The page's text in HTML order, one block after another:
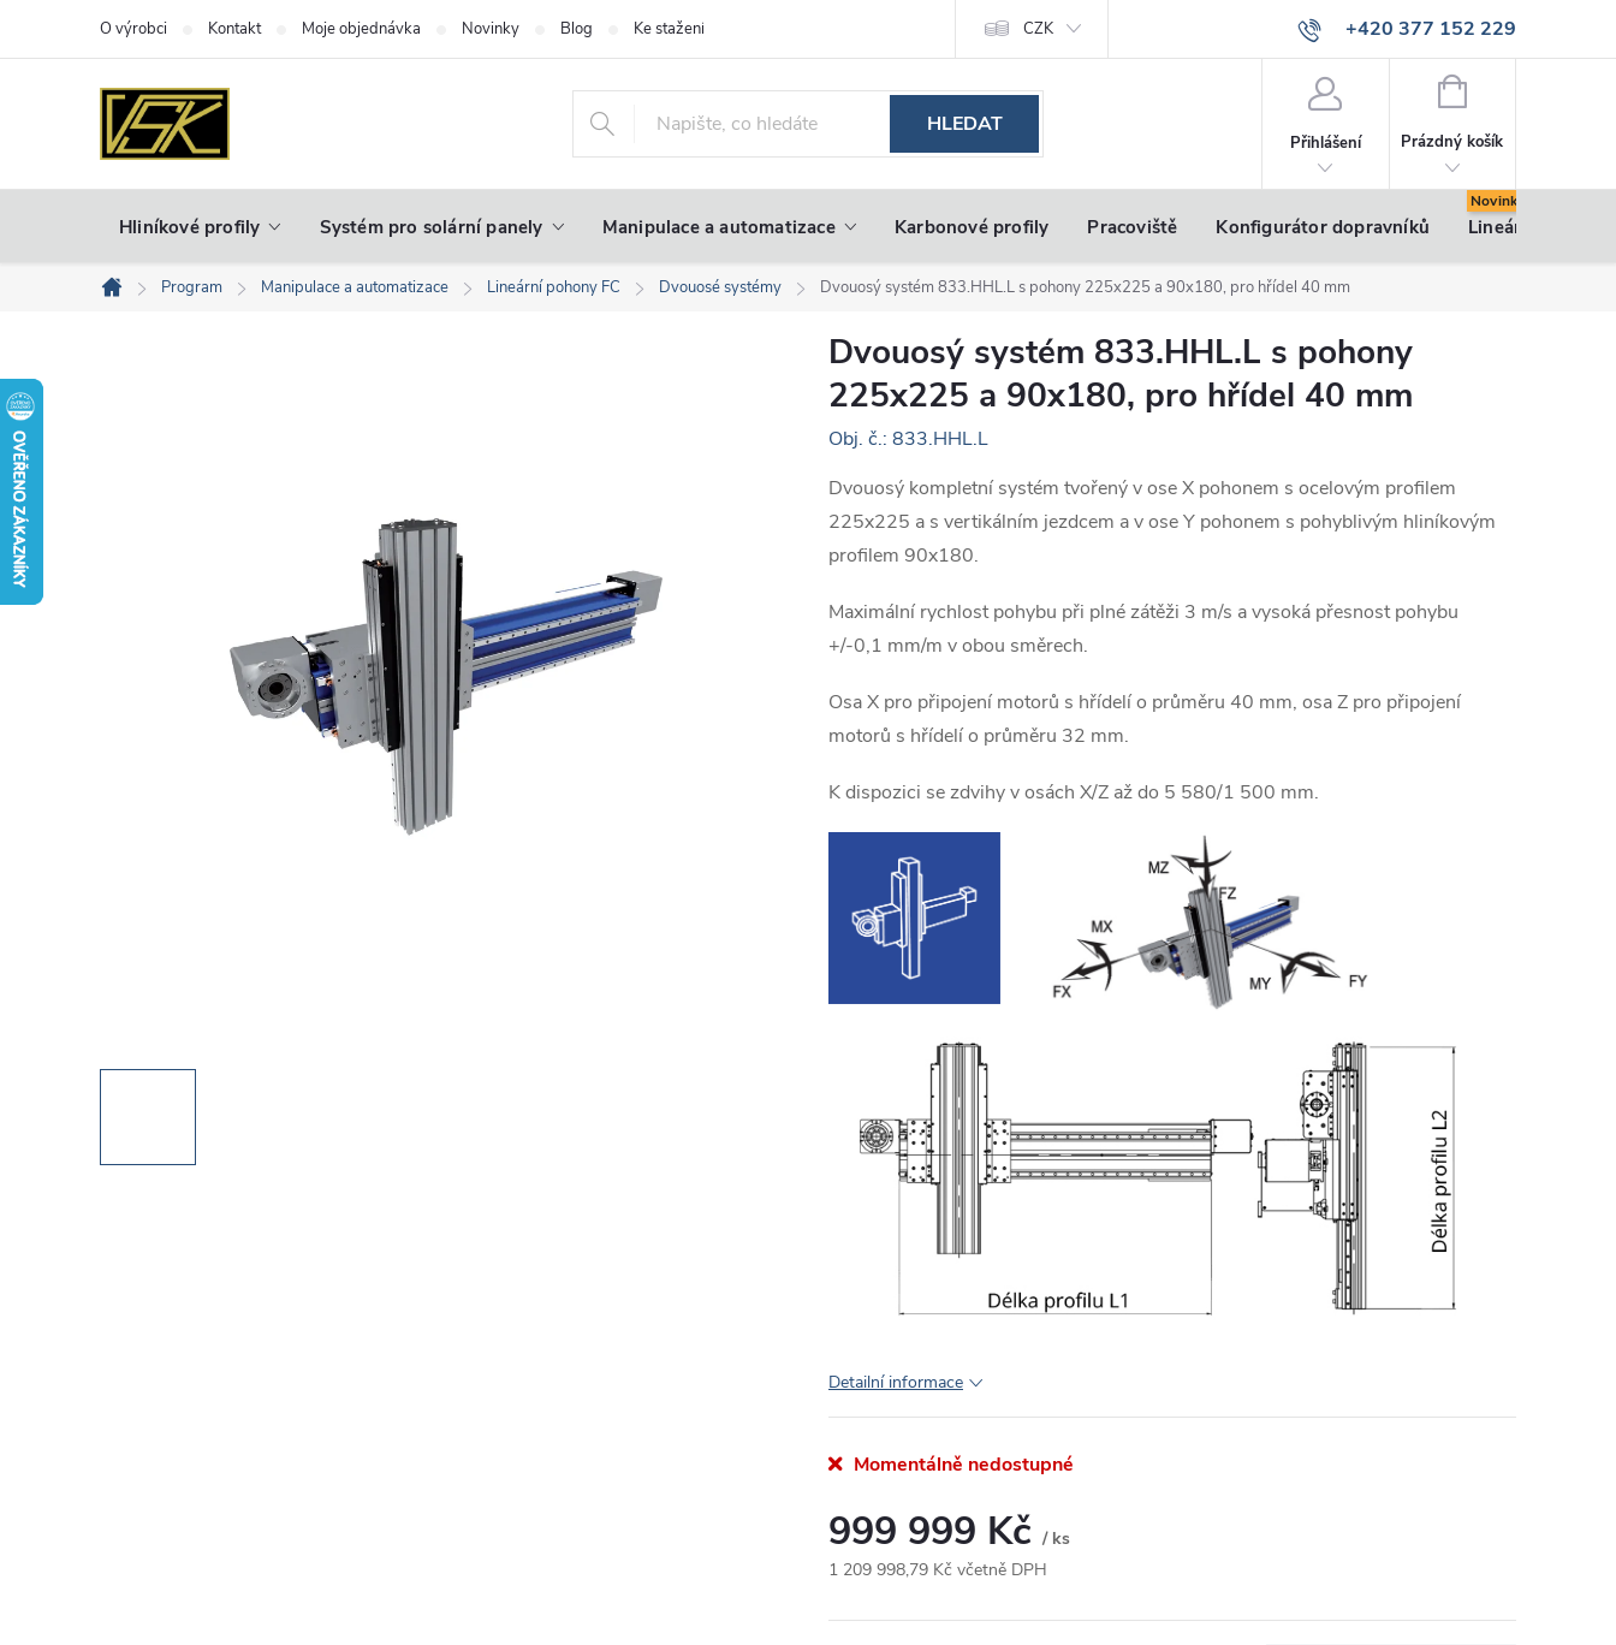
+420 377 152 229
info@vsk-profily.cz
O výrobci Kontakt Moje objednávka Novinky Blog Ke stažení CZK
HLEDAT
Přihlášení
NÁKUPNÍ
Prázdný košík
Hliníkové profily Systém pro solární panely Manipulace a automatizace Karbonové profily Pracoviště Konfigurátor dopravníků Lineární pohony
Domů
Program Manipulace a automatizace Lineární pohony FC Dvouosé systémy Dvouosý systém 833.HHL.L s pohony 225x225 a 90x180, pro hřídel 40 mm
Dvouosý systém 833.HHL.L s pohony
225x225 a 90x180, pro hřídel 40 mm
Obj. č.: 833.HHL.L
Dvouosý kompletní systém tvořený v ose X pohonem s ocelovým profilem
225x225 a s vertikálním jezdcem a v ose Y pohonem s pohyblivým hliníkovým
profilem 90x180.
Maximální rychlost pohybu při plné zátěži 3 m/s a vysoká přesnost pohybu
+/-0,1 mm/m v obou směrech.
Osa X pro připojení motorů s hřídelí o průměru 40 mm, osa Z pro připojení
motorů s hřídelí o průměru 32 mm.
K dispozici se zdvihy v osách X/Z až do 5 580/1 500 mm.
Detailní informace
Momentálně nedostupné
999 999 Kč / ks
1 209 998,79 Kč včetně DPH
cena: